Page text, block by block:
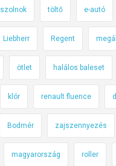
szolnok töltő e-autó
Liebherr Regent
ötlet halálos baleset
klór renault fluence
Bodmér zajszennyezés
magyarország roller